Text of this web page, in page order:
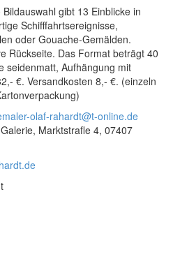
gibt 13 Einblicke in
Schifffahrtsereignisse,
oder Gouache-Gemälden.
Rückseite. Das Format beträgt 40
seidenmatt, Aufhängung mit
€. Versandkosten 8,- €. (einzeln
olaf-rahardt@t-online.de
Marktstrafle 4, 07407